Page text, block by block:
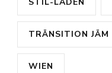
TRÄNSITION JÄM
WIEN